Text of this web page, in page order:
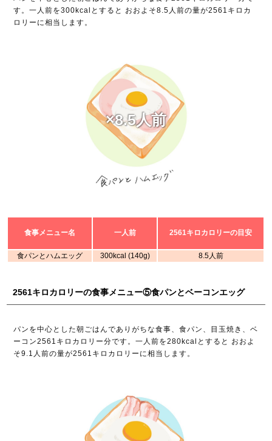
す。一人前を300kcalとすると おおよそ8.5人前の量が2561キロカ
ロリーに相当します。
×8.5人前
食事メニュー名 一人前 2561キロカロリーの目安
食パンとハムエッグ 300kcal (140g) 8.5人前
2561キロカロリーの食事メニュー⑤食パンとベーコンエッグ
パンを中心とした朝ごはんでありがちな食事、食パン、目玉焼き、ベ
ーコン2561キロカロリー分です。一人前を280kcalとすると おおよ
そ9.1人前の量が2561キロカロリーに相当します。